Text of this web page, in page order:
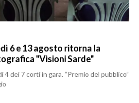
6 e 13 agosto ritorna la
"Visioni Sarde"
4 dei 7 corti in gara. “Premio del pubblico”